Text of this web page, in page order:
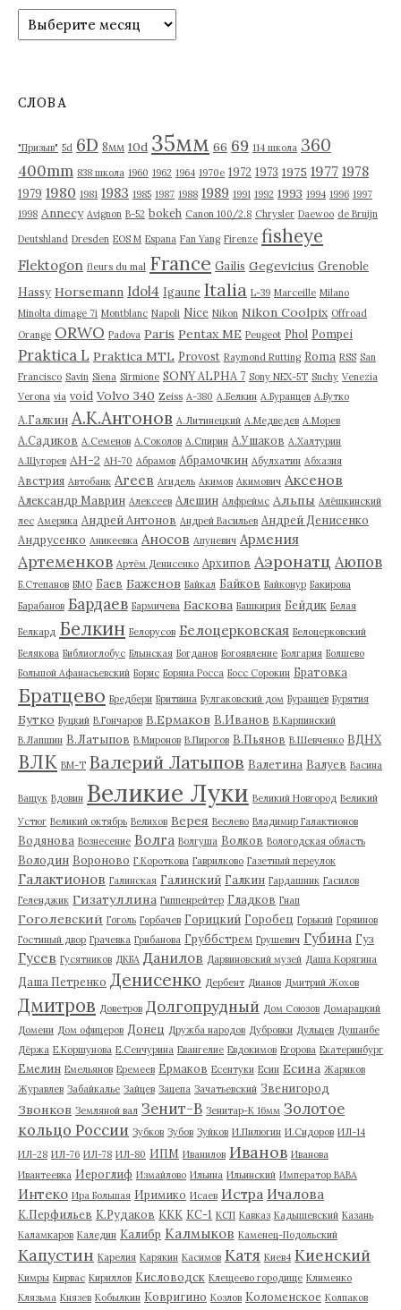
и
с
м
р
в
СЛОВА
"Призыв" 5d 6D 8мм 10d 35мм 66 69 114 школа 360
400mm 838 школа 1960 1962 1964 1970е 1972 1973 1975 1977 1978
1979 1980 1981 1983 1985 1987 1988 1989 1991 1992 1993 1994 1996 1997
1998 Annecy Avignon B-52 bokeh Canon 100/2.8 Chrysler Daewoo de Bruijn
Deutshland Dresden EOS M Espana Fan Yang Firenze fisheye
Flektogon fleurs du mal France Gailis Gegevicius Grenoble
Hassy Horsemann Idol4 Igaune Italia L-39 Marceille Milano
Minolta dimage 7i Montblanc Napoli Nice Nikon Nikon Coolpix Offroad
Orange ORWO Padova Paris Pentax ME Peugeot Phol Pompei
Praktica L Praktica MTL Provost Raymond Rutting Roma RSS San
Francisco Savin Siena Sirmione SONY ALPHA 7 Sony NEX-5T Suchy Venezia
Verona via void Volvo 340 Zeiss А-380 А.Белкин А.Буранцев А.Бутко
А.Галкин А.К.Антонов А.Литинецкий А.Медведев А.Морев
А.Садиков А.Семенов А.Соколов А.Спирин А.Ушаков А.Халтурин
А.Щугорев АН-2 АН-70 Абрамов Абрамочкин Абулхатин Абхазия
Австрия Автобанк Агеев Агидель Акимов Акимович Аксенов
Александр Маврин Алексеев Алешин Алфреймс Альпы Алёшкинский
лес Америка Андрей Антонов Андрей Васильев Андрей Денисенко
Андрусенко Аникеевка Аносов Апуневич Армения
Артеменков Артём Денисенко Архипов Аэронатц Аюпов
Б.Степанов БМО Баев Баженов Байкал Байков Байконур Бакирова
Барабанов Бардаев Бармичева Баскова Башкирия Бейдик Белая
Белкард Белкин Белорусов Белоцерковская Белоцерковский
Белякова Библиоглобус Блынская Богданов Богоявление Болгария Болшево
Большой Афанасьевский Борис Боряна Росса Босс Сорокин Братовка
Братцево Бредбери Бритвина Булгаковский дом Буранцев Бурятия
Бутко Буцкий В.Гончаров В.Ермаков В.Иванов В.Карпинский
В.Лапшин В.Латыпов В.Миронов В.Пирогов В.Пьянов В.Шевченко ВДНХ
ВЛК ВМ-Т Валерий Латыпов Валетина Валуев Васина
Ващук Вдовин Великие Луки Великий Новгород Великий
Устюг Великий октябрь Велихов Верея Веслево Владимир Галактионов
Водянова Вознесение Волга Волгуша Волков Вологодская область
Володин Вороново Г.Короткова Гаврилково Газетный переулок
Галактионов Галинская Галинский Галкин Гардашник Гасилов
Геленджик Гизатуллина Гиппенрейтер Гладков Гнап
Гоголевский Гоголь Горбачев Горицкий Горобец Горький Горяинов
Гостиный двор Грачевка Грибанова Груббстрем Грушевич Губина Гуз
Гусев Гусятников ДКБА Данилов Дарвиновский музей Даша Корягина
Даша Петренко Денисенко Дербент Дианов Дмитрий Жохов
Дмитров Доветров Долгопрудный Дом Союзов Домарацкий
Домени Дом офицеров Донец Дружба народов Дубровки Дульцев Душанбе
Дёржа Е.Коршунова Е.Сенчурина Евангелие Евдокимов Егорова Екатеринбург
Емелин Емельянов Еремеев Ермаков Есентуки Есин Есина Жариков
Журавлев Забайкалье Зайцев Зацепа Зачатьевский Звенигород
Звонков Земляной вал Зенит-В Зенитар-К 16мм Золотое
кольцо России Зубков Зубов Зуйков И.Пилюгин И.Сидоров ИЛ-14
ИЛ-28 ИЛ-76 ИЛ-78 ИЛ-80 ИПМ Иванилов Иванов Иванова
Ивантеевка Иероглиф Измайлово Ильина Ильинский Император ВАВА
Интеко Ира Большая Иримико Исаев Истра Ичалова
К.Перфильев К.Рудаков ККК КС-1 КСП Кавказ Кадышевский Казань
Каламкаров Каледин Калибр Калмыков Каменец-Подольский
Капустин Карелия Карякин Касимов Катя Киев4 Киенский
Кимры Кирвас Кириллов Кисловодск Клещеево городище Клименко
Клязьма Князев Кобылкин Ковригино Козлов Коломенское Колпаков